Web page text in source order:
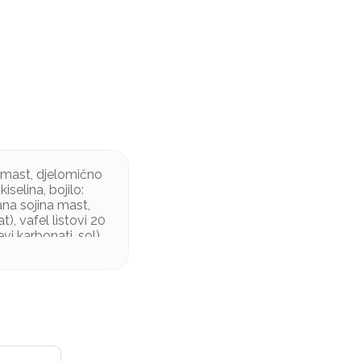
djelomično
bojilo:
sojina mast,
vafel listovi 20
karbonati, sol)